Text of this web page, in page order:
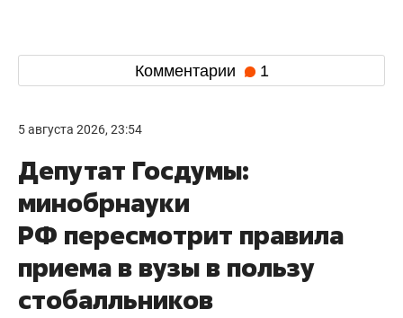
Комментарии 1
5 августа 2026, 23:54
Депутат Госдумы:
минобрнауки
РФ пересмотрит правила
приема в вузы в пользу
стобалльников